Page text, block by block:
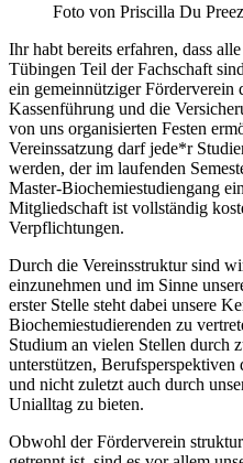
Foto von Priscilla Du
Ihr habt bereits erfahren, dass
Tübingen Teil der Fachschaft
ein gemeinnütziger Förderverein
Kassenführung und die
von uns organisierten Festen
Vereinssatzung darf jede*r
werden, der im laufenden
Master-Biochemiestudiengang
Mitgliedschaft ist vollständig
Verpflichtungen.
Durch die Vereinsstruktur sind
einzunehmen und im Sinne
erster Stelle steht dabei unsere
Biochemiestudierenden zu
Studium an vielen Stellen durch
unterstützen,
und nicht zuletzt auch durch
Unialltag zu bieten.
Obwohl der Förderverein